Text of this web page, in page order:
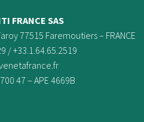
FRANCESAS
77515 Faremoutiers – FRANCE
/ +33.1.64.65.2519
47 – APE 4669B